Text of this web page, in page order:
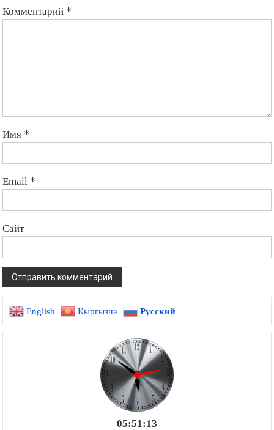
Комментарий *
Имя *
Email *
Сайт
English Кыргызча Русский
05:51:14